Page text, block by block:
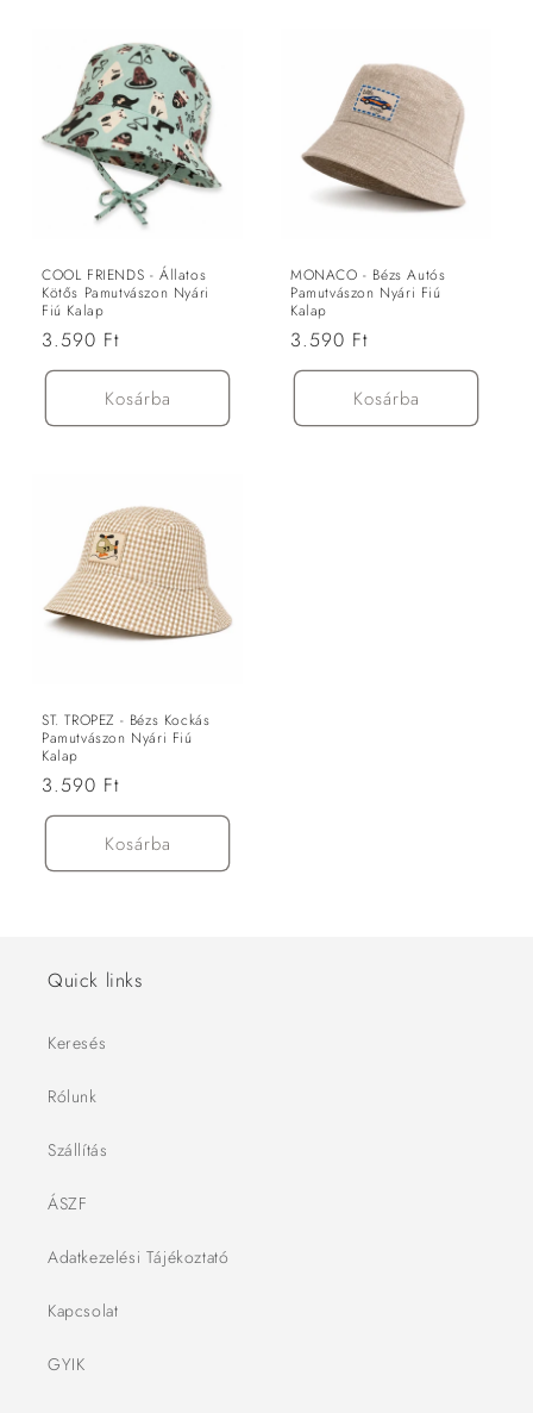
COOL FRIENDS - Állatos
Kötős Pamutvászon Nyári
Fiú Kalap
Normál
ár
3.590 Ft
Kosárba
MONACO - Bézs Autós
Pamutvászon Nyári Fiú
Kalap
Normál
ár
3.590 Ft
Kosárba
ST. TROPEZ - Bézs Kockás
Pamutvászon Nyári Fiú
Kalap
Normál
ár
3.590 Ft
Kosárba
Quick links
Keresés
Rólunk
Szállítás
ÁSZF
Adatkezelési Tájékoztató
Kapcsolat
GYIK